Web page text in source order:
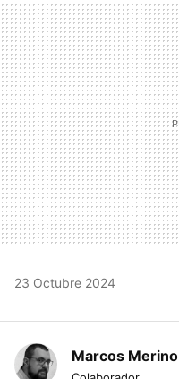
23 Octubre 2024
Marcos Merino